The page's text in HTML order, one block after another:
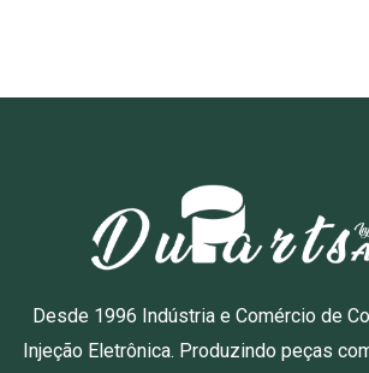
Desde 1996 Indústria e Comércio de
Injeção Eletrônica. Produzindo peças